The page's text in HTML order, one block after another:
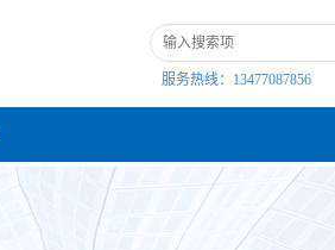
服务热线： 13477087856